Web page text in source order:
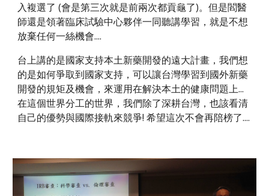
入複選了 (會是第三次就是前兩次都貢龜了)。但是閻醫
師還是領著臨床試驗中心夥伴一同聽講學習，就是不想
放棄任何一絲機會....
台上講的是國家支持本土新藥開發的遠大計畫，我們想
的是如何爭取到國家支持，可以讓台灣學習到國外新藥
開發的規矩及機會，來運用在解決本土的健康問題上...
在這個世界分工的世界，我們除了深耕台灣，也該看清
自己的優勢與國際接軌來競爭! 希望這次不會再陪榜了....